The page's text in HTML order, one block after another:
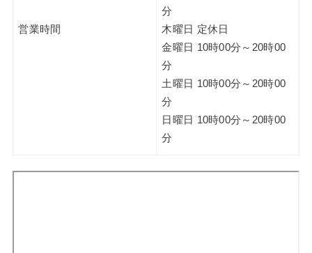
営業時間
分
木曜日 定休日
金曜日 10時00分～20時00
分
土曜日 10時00分～20時00
分
日曜日 10時00分～20時00
分